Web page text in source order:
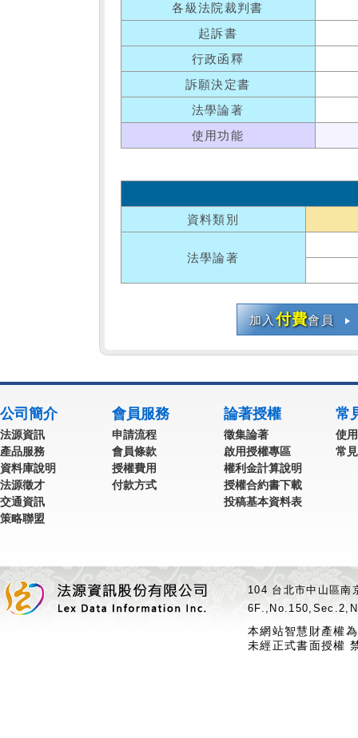
各級法院裁判書
起訴書
行政函釋
訴願決定書
法學論著
使用功能
資料類別
法學論著
加入付費會員
公司簡介
法源資訊
產品服務
資料庫說明
法源徵才
交通資訊
策略聯盟
會員服務
申請流程
會員條款
授權費用
付款方式
論著授權
徵集論著
啟用授權專區
權利金計算說明
授權合約書下載
投稿基本資料表
常
使
常
104 台北市中山區
本網站智慧財產權
未經正式書面授權